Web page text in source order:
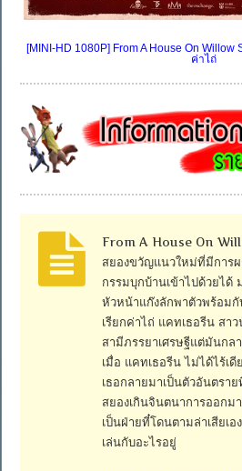
[MINI-HD 1080P] From A House On
ค่าไถ่
From A House On
สยองขวัญแนวใหม่ที่มีการ
กรรมบุกบ้านเข้าไปด้วยได้
หัวหน้าแก๊งลักพาตัวพร้อม
เรียกค่าไถ่ แคทเธอรีน สา
สามีภรรยาเศรษฐีแต่มันกล
เมื่อ แคทเธอรีน ไม่ได้ไร้เ
เธอกลายมาเป็นตัวอันตรา
สยองเกินจินตนาการออกม
เป็นฝ่ายที๋โดนตามล่าเสียเอ
เล่นกับอะไรอยู่